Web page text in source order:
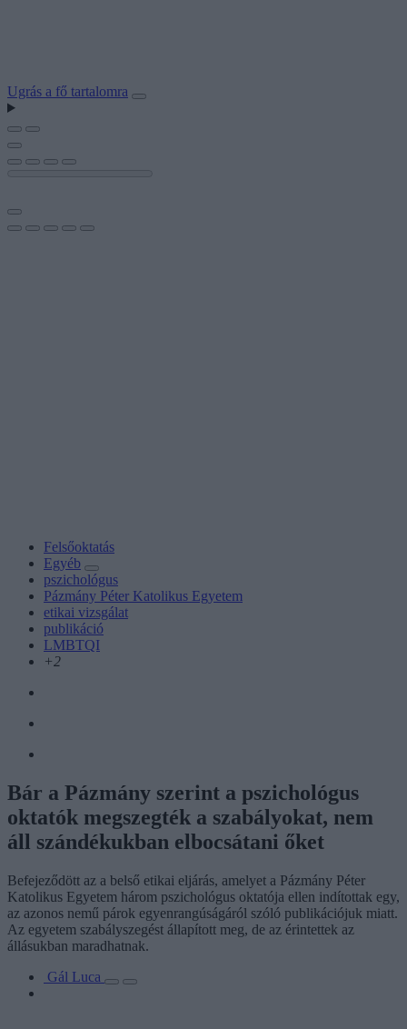
Ugrás a fő tartalomra
Felsőoktatás
Egyéb
pszichológus
Pázmány Péter Katolikus Egyetem
etikai vizsgálat
publikáció
LMBTQI
+2
Bár a Pázmány szerint a pszichológus
oktatók megszegték a szabályokat, nem
áll szándékukban elbocsátani őket
Befejeződött az a belső etikai eljárás, amelyet a Pázmány Péter
Katolikus Egyetem három pszichológus oktatója ellen indítottak egy,
az azonos nemű párok egyenrangúságáról szóló publikációjuk miatt.
Az egyetem szabályszegést állapított meg, de az érintettek az
állásukban maradhatnak.
Gál Luca